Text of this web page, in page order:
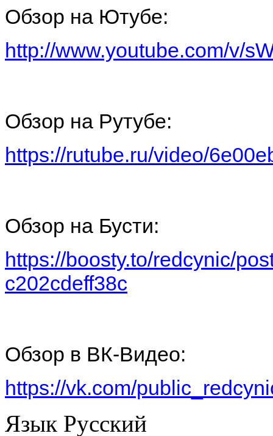
Обзор на Ютубе:
http://www.youtube.com/v/
Обзор на Рутубе:
https://rutube.ru/video/
Обзор на Бусти:
https://boosty.to/redcynic/
c202cdeff38c
Обзор в ВК-Видео:
https://vk.com/
Язык Русский